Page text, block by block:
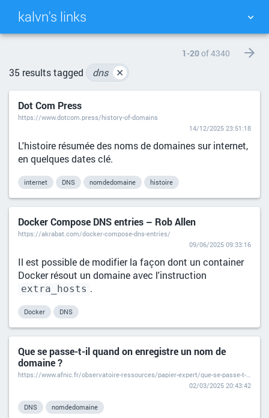
kalvn's links
PICTURE WALL
1-20of 4340
35 results tagged dns ✕
Dot Com Press
https://www.dotcom.press/history-of-domains
14/12/2025 23:51:18
L'histoire résumée des noms de domaines sur internet,
en quelques dates clé.
internet DNS nomdedomaine histoire
Docker Compose DNS entries – Rob Allen
https://akrabat.com/docker-compose-dns-entries/
09/06/2025 09:33:16
Il est possible de modifier la façon dont un container
Docker résout un domaine avec l'instruction
extra_hosts .
Docker DNS
Que se passe-t-il quand on enregistre un nom de
domaine ?
https://www.afnic.fr/observatoire-ressources/papier-expert/que-se-passe-t-il-quand-on-enregistre-un-nom-de-domaine/
02/03/2025 20:43:42
DNS nomdedomaine